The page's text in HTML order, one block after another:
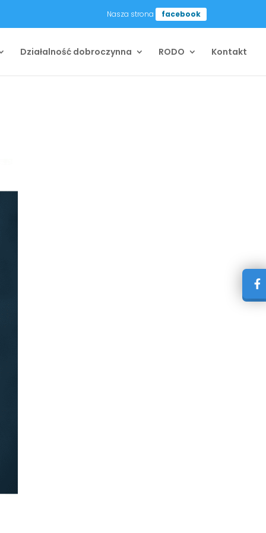
Nasza strona facebook
Działalność dobroczynna RODO Kontakt